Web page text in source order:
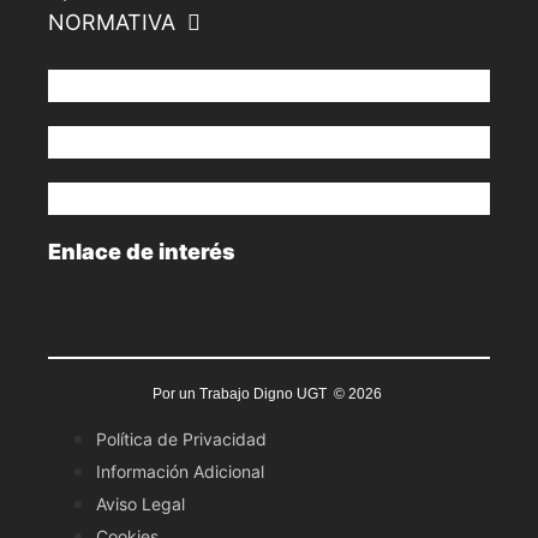
NORMATIVA
Enlace de interés
Por un Trabajo Digno UGT © 2026
Política de Privacidad
Información Adicional
Aviso Legal